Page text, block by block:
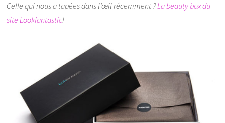
Celle qui nous a tapées dans l’œil récemment ?La beauty box du
site Lookfantastic!